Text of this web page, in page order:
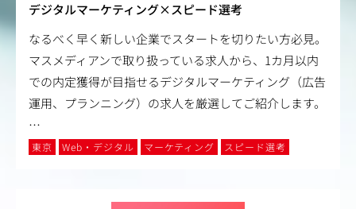
デジタルマーケティング×スピード選考
なるべく早く新しい企業でスタートを切りたい方必見。
マスメディアンで取り扱っている求人から、1カ月以内
での内定獲得が目指せるデジタルマーケティング（広告
運用、プランニング）の求人を厳選してご紹介します。
…
東京 Web・デジタル マーケティング スピード選考